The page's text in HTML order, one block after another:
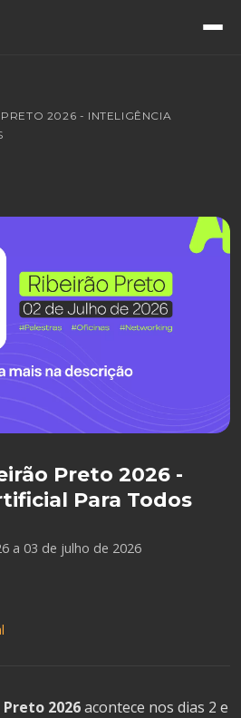
2026 - INTELIGÊNCIA
Preto 2026 -
Para Todos
a 03 de julho de 2026
2026acontece nos dias 2 e